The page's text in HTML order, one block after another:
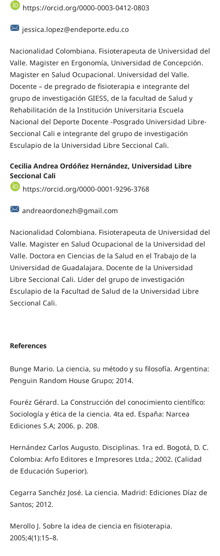
https://orcid.org/0000-0003-0412-0803
jessica.lopez@endeporte.edu.co
Nacionalidad Colombiana. Fisioterapeuta de Universidad del
Valle. Magister en Ergonomía, Universidad de Concepción.
Magister en Salud Ocupacional. Universidad del Valle.
Docente – de pregrado de fisioterapia e integrante del
grupo de investigación GIESS, de la facultad de Salud y
Rehabilitación de la Institución Universitaria Escuela
Nacional del Deporte Docente -Posgrado Universidad Libre-
Seccional Cali e integrante del grupo de investigación
Esculapio de la Universidad Libre Seccional Cali.
Cecilia Andrea Ordóñez Hernández, Universidad Libre
Seccional Cali
https://orcid.org/0000-0001-9296-3768
andreaordonezh@gmail.com
Nacionalidad Colombiana. Fisioterapeuta de Universidad del
Valle. Magister en Salud Ocupacional de la Universidad del
Valle. Doctora en Ciencias de la Salud en el Trabajo de la
Universidad de Guadalajara. Docente de la Universidad
Libre Seccional Cali. Líder del grupo de investigación
Esculapio de la Facultad de Salud de la Universidad Libre
Seccional Cali.
References
Bunge Mario. La ciencia, su método y su filosofía. Argentina:
Penguin Random House Grupo; 2014.
Fouréz Gérard. La Construcción del conocimiento científico:
Sociología y ética de la ciencia. 4ta ed. España: Narcea
Ediciones S.A; 2006. p. 208.
Hernández Carlos Augusto. Disciplinas. 1ra ed. Bogotá, D. C.
Colombia: Arfo Editores e Impresores Ltda.; 2002. (Calidad
de Educación Superior).
Cegarra Sanchéz José. La ciencia. Madrid: Ediciones Díaz de
Santos; 2012.
Merollo J. Sobre la idea de ciencia en fisioterapia.
2005;4(1):15–8.